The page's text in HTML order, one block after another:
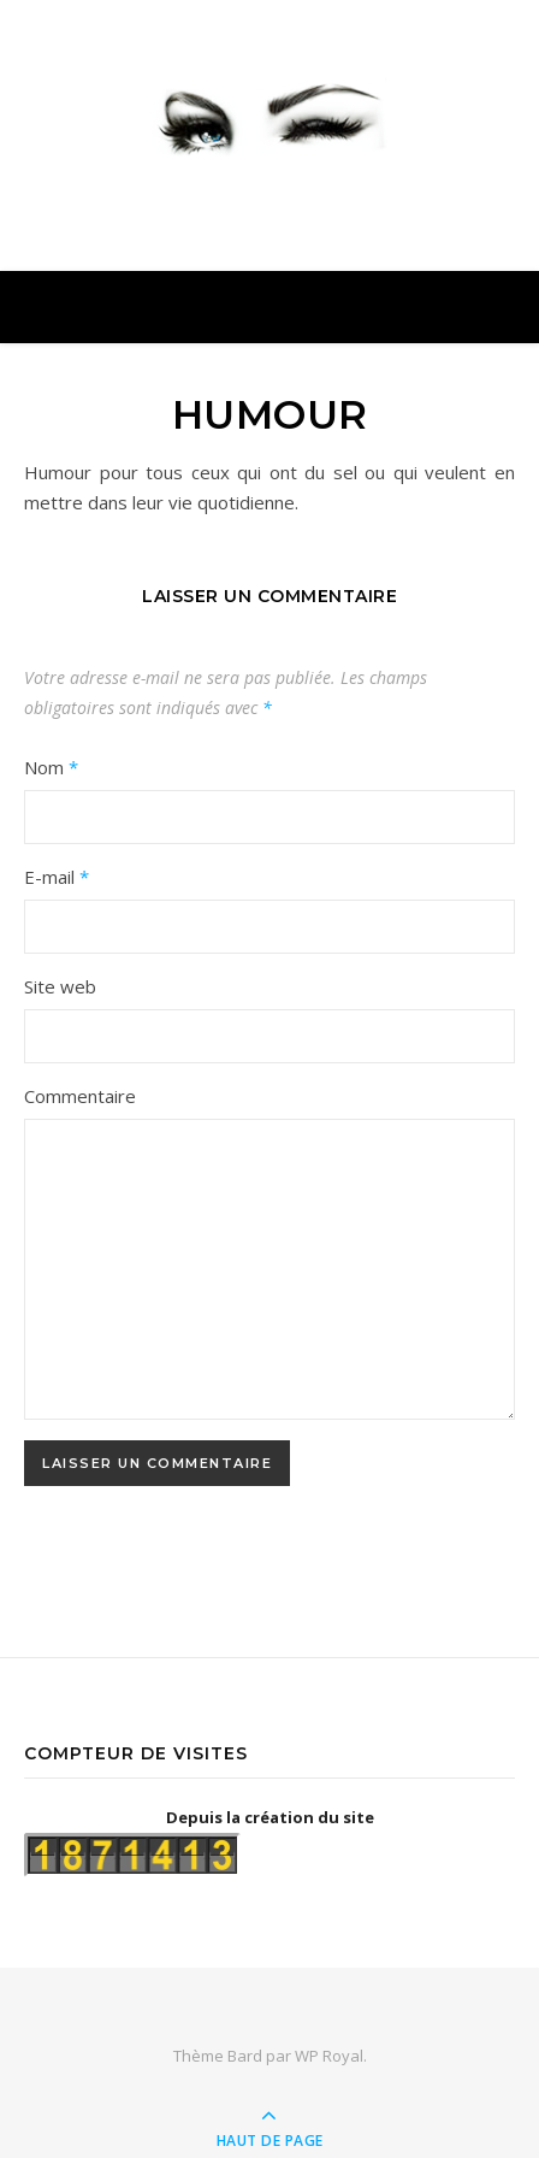
HUMOUR
Humour pour tous ceux qui ont du sel ou qui veulent en
mettre dans leur vie quotidienne.
LAISSER UN COMMENTAIRE
Votre adresse e-mail ne sera pas publiée. Les champs
obligatoires sont indiqués avec *
Nom *
E-mail *
Site web
Commentaire
COMPTEUR DE VISITES
Depuis la création du site
Thème Bard parWP Royal.
HAUT DE PAGE